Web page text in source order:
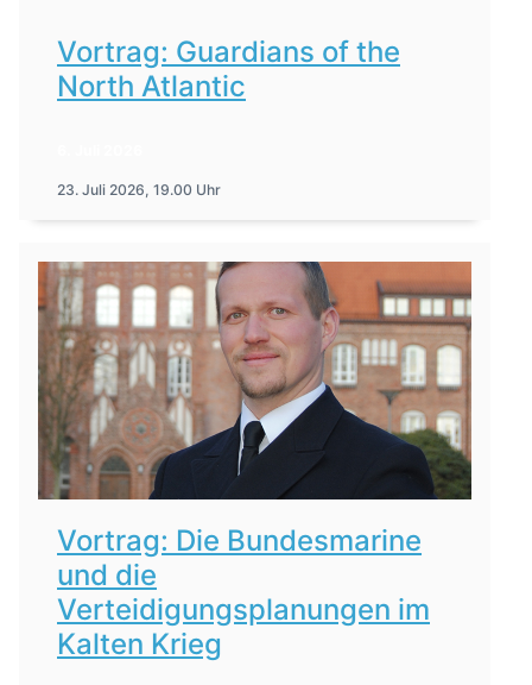
Vortrag: Guardians of the
North Atlantic
23. Juli 2026, 19.00 Uhr
Vortrag: Die Bundesmarine
und die
Verteidigungsplanungen im
Kalten Krieg